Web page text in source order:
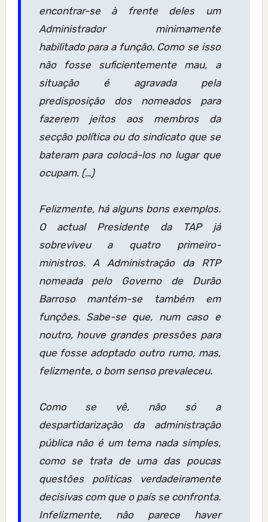
encontrar-se à frente deles um
Administrador minimamente
habilitado para a função. Como se isso
não fosse suficientemente mau, a
situação é agravada pela
predisposição dos nomeados para
fazerem jeitos aos membros da
secção política ou do sindicato que se
bateram para colocá-los no lugar que
ocupam. (…)
Felizmente, há alguns bons exemplos.
O actual Presidente da TAP já
sobreviveu a quatro primeiro-
ministros. A Administração da RTP
nomeada pelo Governo de Durão
Barroso mantém-se também em
funções. Sabe-se que, num caso e
noutro, houve grandes pressões para
que fosse adoptado outro rumo, mas,
felizmente, o bom senso prevaleceu.
Como se vê, não só a
despartidarização da administração
pública não é um tema nada simples,
como se trata de uma das poucas
questões politicas verdadeiramente
decisivas com que o país se confronta.
Infelizmente, não parece haver